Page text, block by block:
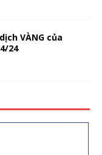
VÀNG của
24